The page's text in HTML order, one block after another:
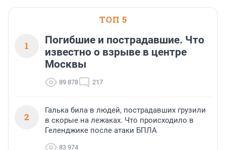
ТОП 5
1
Погибшие и пострадавшие. Что
известно о взрыве в центре
Москвы
89 878 217
2
Галька била в людей, пострадавших грузили
в скорые на лежаках. Что происходило в
Геленджике после атаки БПЛА
83 974